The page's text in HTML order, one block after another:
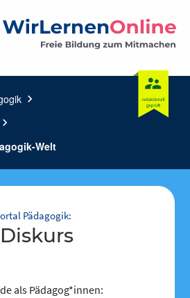
chevron_right
chevron_right
Welt
Pädagogik:
als Pädagog*innen: